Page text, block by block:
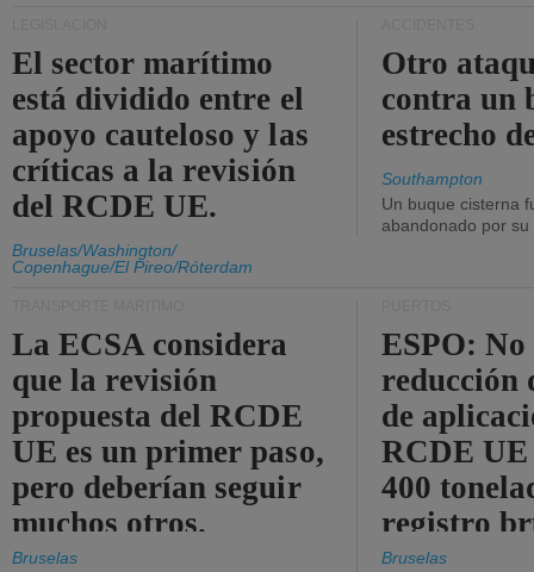
El sector marítimo
está dividido entre el
apoyo cauteloso y las
críticas a la revisión
del RCDE UE.
Bruselas/Washington/
Copenhague/El Pireo/Róterdam
Otro
contra un
estrecho
Southampton
Un buque cisterna
abandonado por su
La ECSA considera
que la revisión
propuesta del RCDE
UE es un primer paso,
pero deberían seguir
muchos otros.
Bruselas
ESPO: No
reducción
de
RCDE UE
400
registro
Bruselas